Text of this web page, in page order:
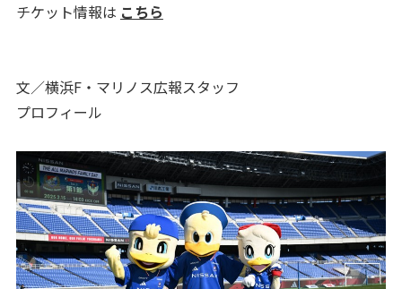
チケット情報は こちら
文／横浜F・マリノス広報スタッフ
プロフィール